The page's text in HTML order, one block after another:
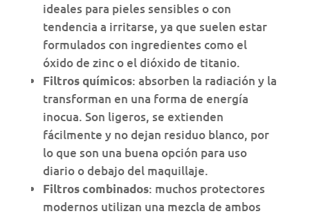
ideales para pieles sensibles o con
tendencia a irritarse, ya que suelen estar
formulados con ingredientes como el
óxido de zinc o el dióxido de titanio.
Filtros químicos: absorben la radiación y la
transforman en una forma de energía
inocua. Son ligeros, se extienden
fácilmente y no dejan residuo blanco, por
lo que son una buena opción para uso
diario o debajo del maquillaje.
Filtros combinados: muchos protectores
modernos utilizan una mezcla de ambos